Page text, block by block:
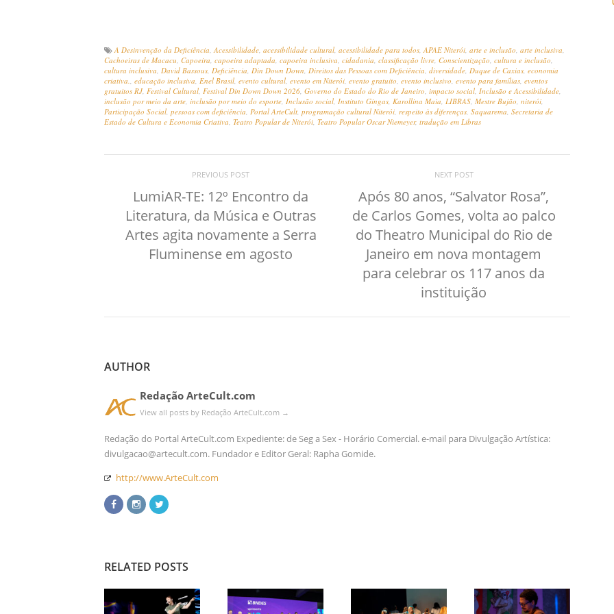
A Desinvenção da Deficiência,Acessibilidade, acessibilidade cultural, acessibilidade para todos,APAE Niterói, arte e inclusão, arte inclusiva,
Cachoeiras de Macacu, Capoeira, capoeira adaptada, capoeira inclusiva, cidadania, classificação livre, Conscientização, cultura e inclusão,
cultura inclusiva, David Bassous, Deficiência, Din Down Down, Direitos das Pessoas com Deficiência, diversidade, Duque de Caxias, economia
criativa., educação inclusiva, Enel Brasil, evento cultural, evento em Niterói, evento gratuito, evento inclusivo, evento para famílias, eventos
gratuitos RJ, Festival Cultural, Festival Din Down Down 2026, Governo do Estado do Rio de Janeiro, impacto social, Inclusão e Acessibilidade,
inclusão por meio da arte, inclusão por meio do esporte, Inclusão social, Instituto Gingas, Karollina Maia, LIBRAS, Mestre Bujão, niterói,
Participação Social, pessoas com deficiência, Portal ArteCult, programação cultural Niterói, respeito às diferenças, Saquarema, Secretaria de
Estado de Cultura e Economia Criativa, Teatro Popular de Niterói, Teatro Popular Oscar Niemeyer, tradução em Libras
PREVIOUS POST
LumiAR-TE: 12º Encontro da
Literatura, da Música e Outras
Artes agita novamente a Serra
Fluminense em agosto
NEXT POST
Após 80 anos, “Salvator Rosa”,
de Carlos Gomes, volta ao palco
do Theatro Municipal do Rio de
Janeiro em nova montagem
para celebrar os 117 anos da
instituição
AUTHOR
Redação ArteCult.com
View all posts by Redação ArteCult.com →
Redação do Portal ArteCult.com Expediente: de Seg a Sex - Horário Comercial. e-mail para Divulgação Artística:
divulgacao@artecult.com. Fundador e Editor Geral: Rapha Gomide.
http://www.ArteCult.com
RELATED POSTS